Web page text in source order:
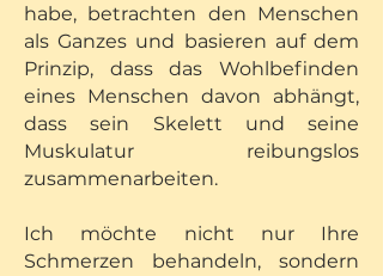
habe, betrachten den Menschen
als Ganzes und basieren auf dem
Prinzip, dass das Wohlbefinden
eines Menschen davon abhängt,
dass sein Skelett und seine
Muskulatur reibungslos
zusammenarbeiten.
Ich möchte nicht nur Ihre
Schmerzen behandeln, sondern